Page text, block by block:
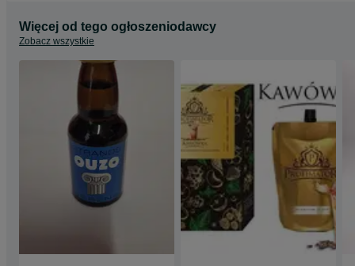
Więcej od tego ogłoszeniodawcy
Zobacz wszystkie